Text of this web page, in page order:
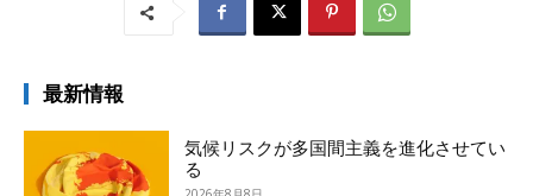
最新情報
気候リスクが多国間主義を進化させてい
る